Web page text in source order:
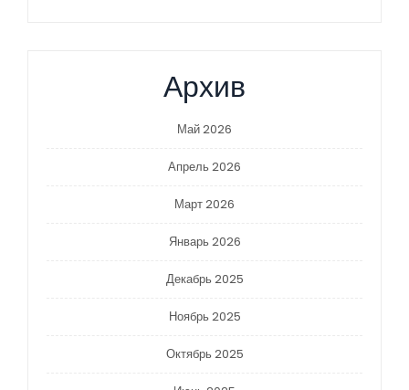
Архив
Май 2026
Апрель 2026
Март 2026
Январь 2026
Декабрь 2025
Ноябрь 2025
Октябрь 2025